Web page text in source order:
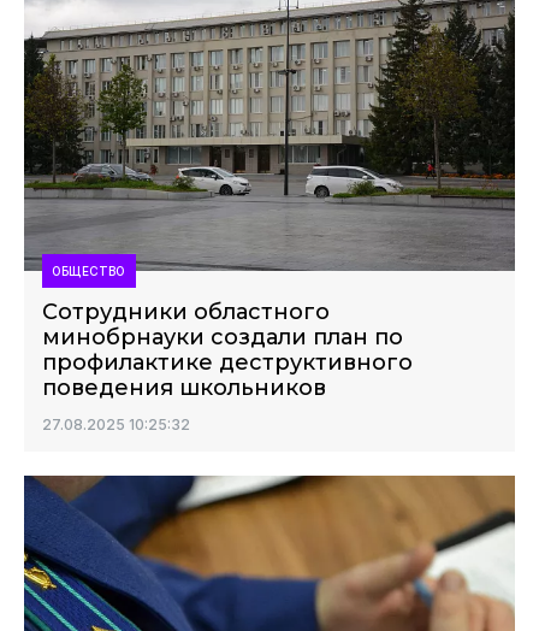
ОБЩЕСТВО
Сотрудники областного
минобрнауки создали план по
профилактике деструктивного
поведения школьников
27.08.2025 10:25:32